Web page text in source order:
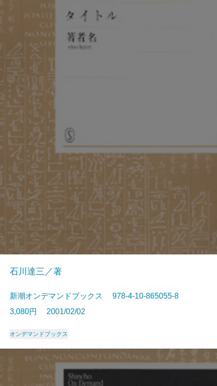
石川達三／著
新潮オンデマンドブックス 978-4-10-865055-8
3,080円 2001/02/02
オンデマンドブックス